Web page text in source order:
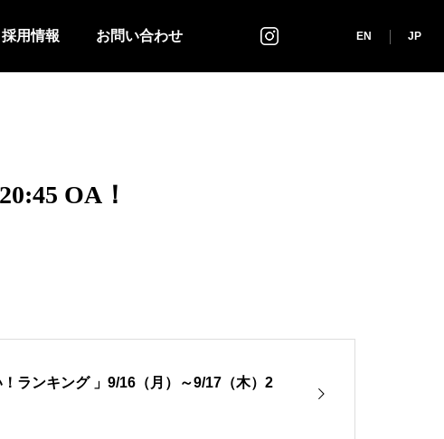
採用情報 お問い合わせ インスタグラム EN JP
OA！
ランキング 」9/16（月）～9/17（木）2